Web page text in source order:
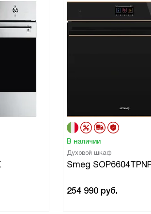
В наличии
Духовой шкаф
Smeg
254 990 руб.